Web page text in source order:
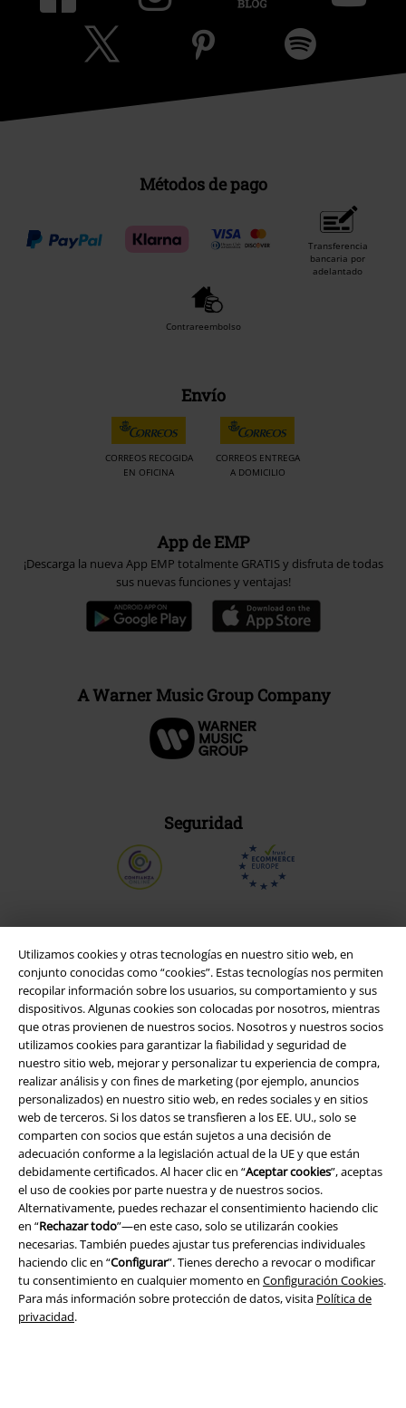
Utilizamos cookies y otras tecnologías en nuestro sitio web, en
conjunto conocidas como “cookies”. Estas tecnologías nos permiten
recopilar información sobre los usuarios, su comportamiento y sus
dispositivos. Algunas cookies son colocadas por nosotros, mientras
que otras provienen de nuestros socios. Nosotros y nuestros socios
utilizamos cookies para garantizar la fiabilidad y seguridad de
nuestro sitio web, mejorar y personalizar tu experiencia de compra,
realizar análisis y con fines de marketing (por ejemplo, anuncios
personalizados) en nuestro sitio web, en redes sociales y en sitios
web de terceros. Si los datos se transfieren a los EE. UU., solo se
comparten con socios que están sujetos a una decisión de
adecuación conforme a la legislación actual de la UE y que están
debidamente certificados. Al hacer clic en “Aceptar cookies”, aceptas
el uso de cookies por parte nuestra y de nuestros socios.
Alternativamente, puedes rechazar el consentimiento haciendo clic
en “Rechazar todo”—en este caso, solo se utilizarán cookies
necesarias. También puedes ajustar tus preferencias individuales
haciendo clic en “Configurar”. Tienes derecho a revocar o modificar
tu consentimiento en cualquier momento en Configuración Cookies.
Para más información sobre protección de datos, visita Política de
privacidad.
Métodos de pago
Transferencia
bancaria por
adelantado
Contrareembolso
Envío
CORREOS RECOGIDA
EN OFICINA
CORREOS ENTREGA
A DOMICILIO
App de EMP
¡Descarga la nueva App EMP totalmente GRATIS y disfruta de todas
sus nuevas funciones y ventajas!
A Warner Music Group Company
Seguridad
Legal
Términos y Condiciones
Aviso Legal
Ley protección de datos
Eliminación de residuos y protección del medioambiente
Declaración de Conformidad
Información sobre accesibilidad